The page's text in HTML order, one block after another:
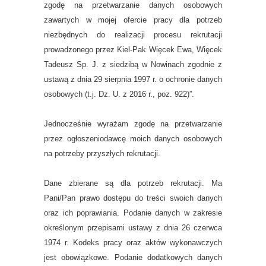
zgodę na przetwarzanie danych osobowych
zawartych w mojej ofercie pracy dla potrzeb
niezbędnych do realizacji procesu rekrutacji
prowadzonego przez Kiel-Pak Więcek Ewa, Więcek
Tadeusz Sp. J. z siedzibą w Nowinach zgodnie z
ustawą z dnia 29 sierpnia 1997 r. o ochronie danych
osobowych (t.j. Dz. U. z 2016 r., poz. 922)”.
Jednocześnie wyrażam zgodę na przetwarzanie
przez ogłoszeniodawcę moich danych osobowych
na potrzeby przyszłych rekrutacji.
Dane zbierane są dla potrzeb rekrutacji. Ma
Pani/Pan prawo dostępu do treści swoich danych
oraz ich poprawiania. Podanie danych w zakresie
określonym przepisami ustawy z dnia 26 czerwca
1974 r. Kodeks pracy oraz aktów wykonawczych
jest obowiązkowe. Podanie dodatkowych danych